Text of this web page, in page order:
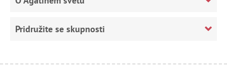
Pridružite se skupnosti